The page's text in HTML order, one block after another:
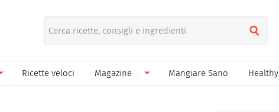
Ricette veloci Magazine Mangiare Sano Healthy